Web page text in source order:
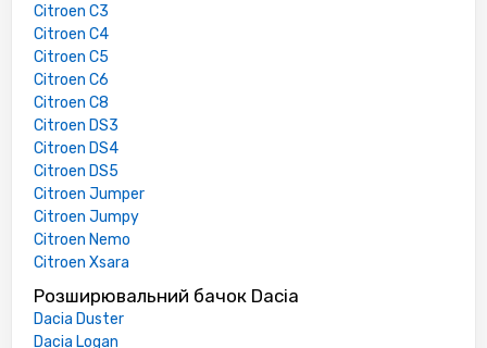
Citroen C3
Citroen C4
Citroen C5
Citroen C6
Citroen C8
Citroen DS3
Citroen DS4
Citroen DS5
Citroen Jumper
Citroen Jumpy
Citroen Nemo
Citroen Xsara
Розширювальний бачок Dacia
Dacia Duster
Dacia Logan